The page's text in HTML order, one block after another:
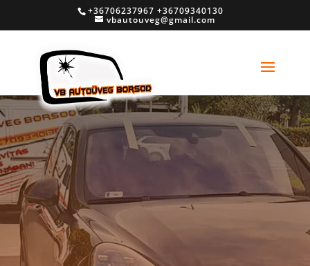
+36706237967 +36709340130
vbautouveg@gmail.com